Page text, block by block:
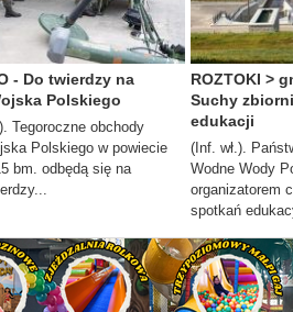
- Do twierdzy na
Polskiego
Tegoroczne obchody
Polskiego w powiecie
bm. odbędą się na
ROZTOKI >
Suchy
edukacji
(Inf. wł.).
Wodne Wody
organizatorem
spotkań